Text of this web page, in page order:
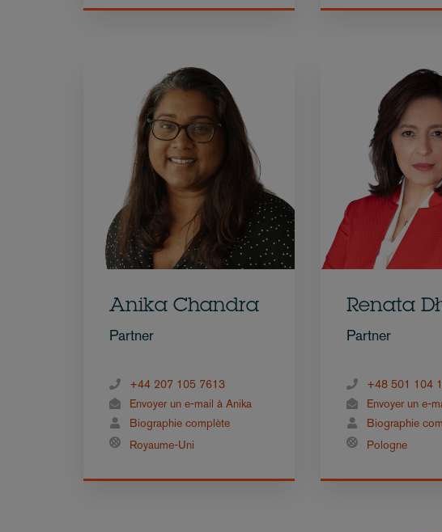
Anika Chandra
Partner
+44 207 105 7613
Envoyer un e-mail à Anika
Biographie complète
Royaume-Uni
Renata
Partner
+48 501 104
Envoyer un e-
Biographie
Pologne